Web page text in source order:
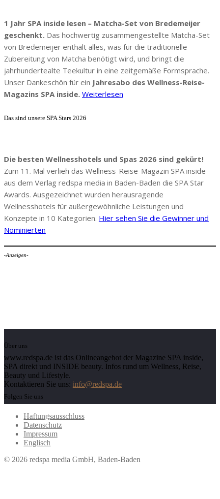
1 Jahr SPA inside lesen – Matcha-Set von Bredemeijer
geschenkt. Das hochwertig zusammengestellte Matcha-Set
von Bredemeijer enthält alles, was für die traditionelle
Zubereitung von Matcha benötigt wird, und bringt die
jahrhundertealte Teekultur in eine zeitgemäße Formsprache.
Unser Dankeschön für ein Jahresabo des Wellness-Reise-
Magazins SPA inside. Weiterlesen
Das sind unsere SPA Stars 2026
Die besten Wellnesshotels und Spas 2026 sind gekürt!
Zum 11. Mal verlieh das Wellness-Reise-Magazin SPA inside
aus dem Verlag redspa media in Baden-Baden die SPA Star
Awards. Ausgezeichnet wurden herausragende
Wellnesshotels für außergewöhnliche Leistungen und
Konzepte in 10 Kategorien. Hier sehen Sie die Gewinner und
Nominierten
-Anzeigen-
Über uns
www.redspa.de ist das Onlineangebot der Magazine SPA inside,
SPA direkt und INSIDE beauty. Infos rund um Wellness, Reise,
Beauty und Lifestyle.
Kontaktieren Sie uns: info@redspa.de
Folgen Sie uns
Haftungsausschluss
Datenschutz
Impressum
Englisch
© 2026 redspa media GmbH, Baden-Baden